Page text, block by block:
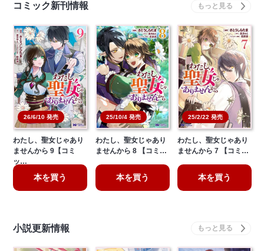
コミック新刊情報
26/6/10 発売
わたし、聖女じゃあり
ませんから 9【コミ
ッ…
本を買う
25/10/4 発売
わたし、聖女じゃあり
ませんから 8 【コミ…
本を買う
25/2/22 発売
わたし、聖女じゃあり
ませんから 7 【コミ…
本を買う
小説更新情報